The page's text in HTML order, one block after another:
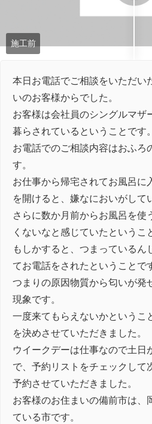
施工前
本日お電話でご相談をいただい
いのお客様からでした。
お客様は会社員のシングルマザ
暮らされているということです。
お電話でのご相談内容はおふろ
す。
お仕事から帰宅されてお風呂に
を開けると、嫌なにおいがして
さらに数か月前からお風呂を使
くないなと感じていたというこ
もしかすると、つまっているん
てお電話をされたということで
つまりの原因物質から匂いが発
現象です。
一度来てもらえないかというこ
を決めさせていただきました。
ウイークデーは仕事なので土日
で、予約リストをチェックして
予約させていただきました。
お客様のお住まいの備前市は、
ている市です。